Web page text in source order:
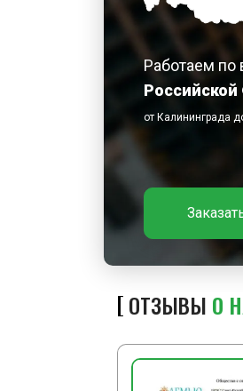
Работаем по
от Калининграда
ОТЗЫВЫ О